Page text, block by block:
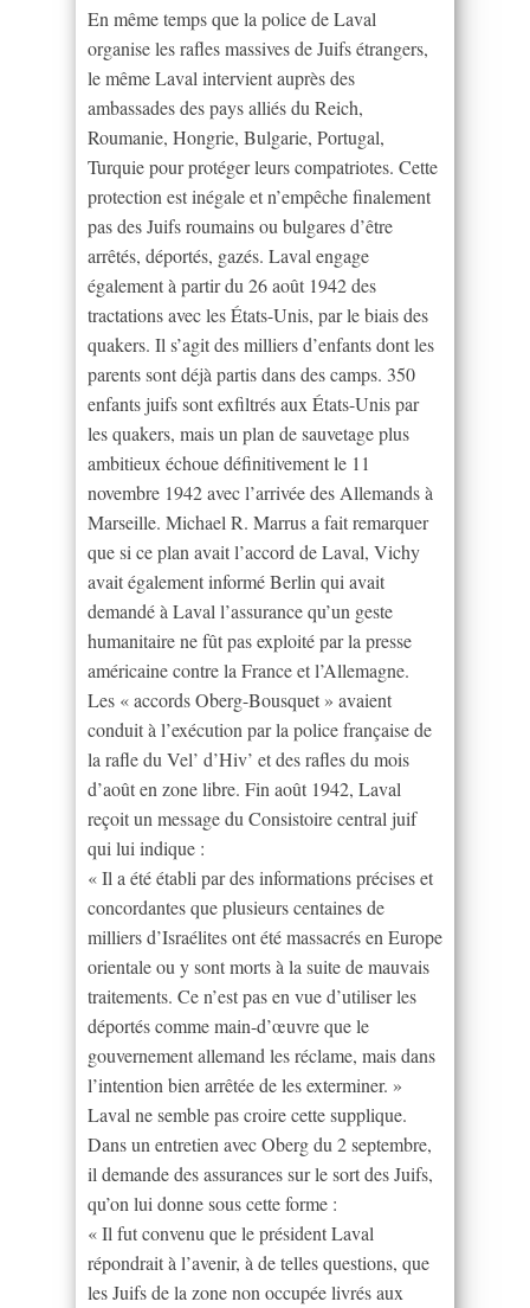
En même temps que la police de Laval
organise les rafles massives de Juifs étrangers,
le même Laval intervient auprès des
ambassades des pays alliés du Reich,
Roumanie, Hongrie, Bulgarie, Portugal,
Turquie pour protéger leurs compatriotes. Cette
protection est inégale et n’empêche finalement
pas des Juifs roumains ou bulgares d’être
arrêtés, déportés, gazés. Laval engage
également à partir du 26 août 1942 des
tractations avec les États-Unis, par le biais des
quakers. Il s’agit des milliers d’enfants dont les
parents sont déjà partis dans des camps. 350
enfants juifs sont exfiltrés aux États-Unis par
les quakers, mais un plan de sauvetage plus
ambitieux échoue définitivement le 11
novembre 1942 avec l’arrivée des Allemands à
Marseille. Michael R. Marrus a fait remarquer
que si ce plan avait l’accord de Laval, Vichy
avait également informé Berlin qui avait
demandé à Laval l’assurance qu’un geste
humanitaire ne fût pas exploité par la presse
américaine contre la France et l’Allemagne.
Les « accords Oberg-Bousquet » avaient
conduit à l’exécution par la police française de
la rafle du Vel’ d’Hiv’ et des rafles du mois
d’août en zone libre. Fin août 1942, Laval
reçoit un message du Consistoire central juif
qui lui indique :
« Il a été établi par des informations précises et
concordantes que plusieurs centaines de
milliers d’Israélites ont été massacrés en Europe
orientale ou y sont morts à la suite de mauvais
traitements. Ce n’est pas en vue d’utiliser les
déportés comme main-d’œuvre que le
gouvernement allemand les réclame, mais dans
l’intention bien arrêtée de les exterminer. »
Laval ne semble pas croire cette supplique.
Dans un entretien avec Oberg du 2 septembre,
il demande des assurances sur le sort des Juifs,
qu’on lui donne sous cette forme :
« Il fut convenu que le président Laval
répondrait à l’avenir, à de telles questions, que
les Juifs de la zone non occupée livrés aux